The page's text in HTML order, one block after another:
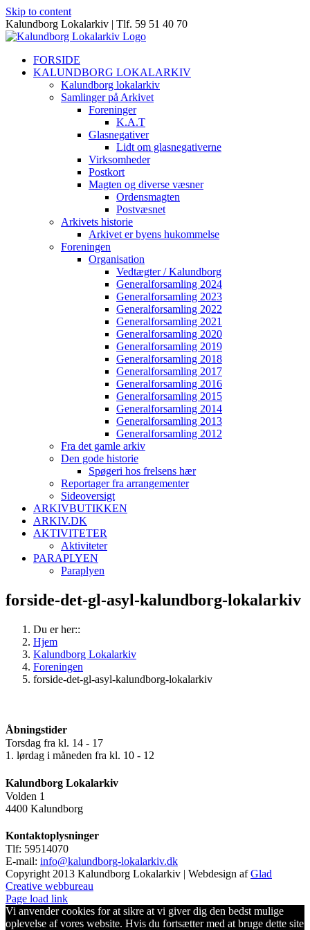
Skip to content
Kalundborg Lokalarkiv | Tlf. 59 51 40 70
FORSIDE
KALUNDBORG LOKALARKIV
Kalundborg lokalarkiv
Samlinger på Arkivet
Foreninger
K.A.T
Glasnegativer
Lidt om glasnegativerne
Virksomheder
Postkort
Magten og diverse væsner
Ordensmagten
Postvæsnet
Arkivets historie
Arkivet er byens hukommelse
Foreningen
Organisation
Vedtægter / Kalundborg
Generalforsamling 2024
Generalforsamling 2023
Generalforsamling 2022
Generalforsamling 2021
Generalforsamling 2020
Generalforsamling 2019
Generalforsamling 2018
Generalforsamling 2017
Generalforsamling 2016
Generalforsamling 2015
Generalforsamling 2014
Generalforsamling 2013
Generalforsamling 2012
Fra det gamle arkiv
Den gode historie
Spøgeri hos frelsens hær
Reportager fra arrangementer
Sideoversigt
ARKIVBUTIKKEN
ARKIV.DK
AKTIVITETER
Aktiviteter
PARAPLYEN
Paraplyen
forside-det-gl-asyl-kalundborg-lokalarkiv
Du er her::
Hjem
Kalundborg Lokalarkiv
Foreningen
forside-det-gl-asyl-kalundborg-lokalarkiv
Åbningstider
Torsdag fra kl. 14 - 17
1. lørdag i måneden fra kl. 10 - 12
Kalundborg Lokalarkiv
Volden 1
4400 Kalundborg
Kontaktoplysninger
Tlf: 59514070
E-mail: info@kalundborg-lokalarkiv.dk
Copyright 2013 Kalundborg Lokalarkiv | Webdesign afGlad
Creative webbureau
Page load link
Vi anvender cookies for at sikre at vi giver dig den bedst mulige
oplevelse af vores website. Hvis du fortsætter med at bruge dette site